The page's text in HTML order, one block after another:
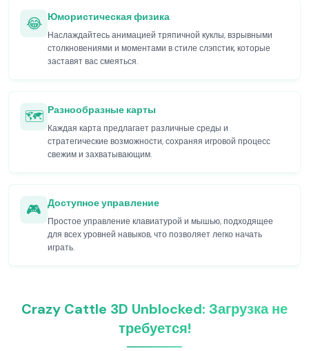
😂 Юмористическая физика
Наслаждайтесь анимацией тряпичной куклы, взрывными
столкновениями и моментами в стиле слэпстик, которые
заставят вас смеяться.
🗺️ Разнообразные карты
Каждая карта предлагает различные среды и
стратегические возможности, сохраняя игровой процесс
свежим и захватывающим.
🎮 Доступное управление
Простое управление клавиатурой и мышью, подходящее
для всех уровней навыков, что позволяет легко начать
играть.
Crazy Cattle 3D Unblocked: Загрузка не
требуется!